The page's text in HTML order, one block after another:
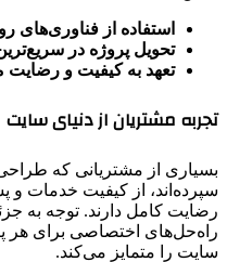
استفاده از فناوری‌های
تحویل پروژه در
تعهد به کیفیت و رضایت
تجربه مشتریان از دنیای سایت
بسیاری از مشتریانی که
سپرده‌اند، از کیفیت خدمات و
رضایت کامل دارند. توجه به
راه‌حل‌های اختصاصی برای هر
سایت را متمایز می‌کند.